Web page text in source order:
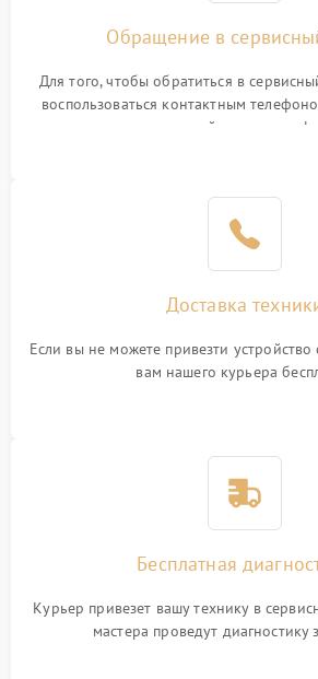
Обращение в
Для того, чтобы обратиться в
воспользоваться контактным
или оставить свой номер
Доставка
Если вы не можете привезти
вам нашего курьера
Бесплатная
Курьер привезет вашу технику в
мастера проведут диагностику